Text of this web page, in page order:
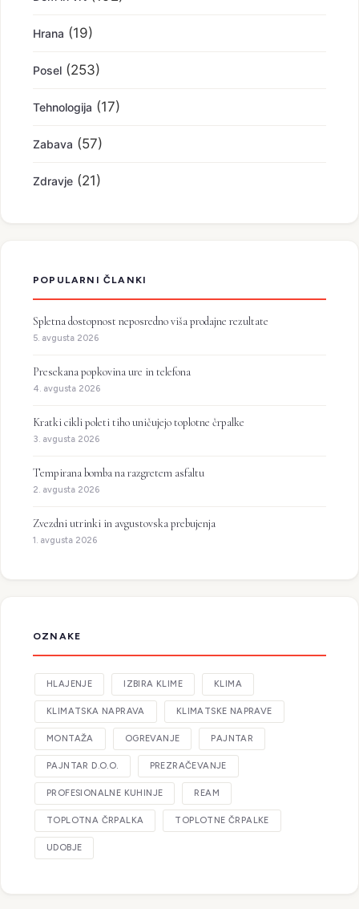
Hrana (19)
Posel (253)
Tehnologija (17)
Zabava (57)
Zdravje (21)
POPULARNI ČLANKI
Spletna dostopnost neposredno viša prodajne rezultate
5. avgusta 2026
Presekana popkovina ure in telefona
4. avgusta 2026
Kratki cikli poleti tiho uničujejo toplotne črpalke
3. avgusta 2026
Tempirana bomba na razgretem asfaltu
2. avgusta 2026
Zvezdni utrinki in avgustovska prebujenja
1. avgusta 2026
OZNAKE
HLAJENJE IZBIRA KLIME KLIMA
KLIMATSKA NAPRAVA KLIMATSKE NAPRAVE
MONTAŽA OGREVANJE PAJNTAR
PAJNTAR D.O.O. PREZRAČEVANJE
PROFESIONALNE KUHINJE REAM
TOPLOTNA ČRPALKA TOPLOTNE ČRPALKE
UDOBJE